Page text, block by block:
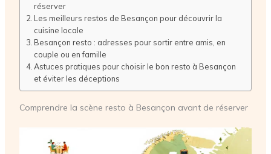
réserver
Les meilleurs restos de Besançon pour découvrir la
cuisine locale
Besançon resto : adresses pour sortir entre amis, en
couple ou en famille
Astuces pratiques pour choisir le bon resto à Besançon
et éviter les déceptions
Comprendre la scène resto à Besançon avant de réserver